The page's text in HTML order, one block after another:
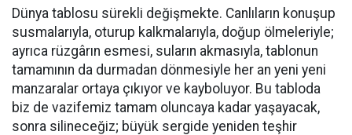
Dünya tablosu sürekli değişmekte. Canlıların konuşup
susmalarıyla, oturup kalkmalarıyla, doğup ölmeleriyle;
ayrıca rüzgârın esmesi, suların akmasıyla, tablonun
tamamının da durmadan dönmesiyle her an yeni yeni
manzaralar ortaya çıkıyor ve kayboluyor. Bu tabloda
biz de vazifemiz tamam oluncaya kadar yaşayacak,
sonra silineceğiz; büyük sergide yeniden teşhir